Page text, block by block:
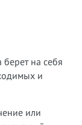
на себя
и
или